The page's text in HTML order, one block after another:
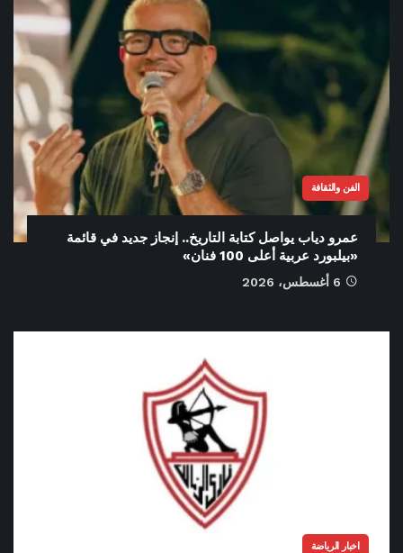
الفن والثقافة
عمرو دياب يواصل كتابة التاريخ.. إنجاز جديد في قائمة
«بيلبورد عربية أعلى 100 فنان»
6 أغسطس، 2026
اخبار الرياضة